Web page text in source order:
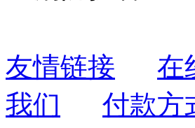
友情链接 在
我们
付款方